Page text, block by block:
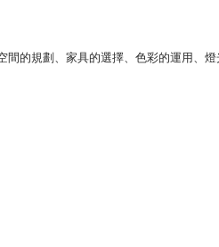
的規劃、家具的選擇、色彩的運用、